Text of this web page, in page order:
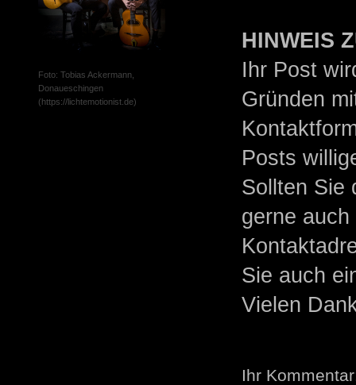
HINWEIS
Ihr Post
Gründen
Posts
Sollten Sie
gerne
Sie auch
Vielen
Ihr
Foto: Tobias Ackermann,
Donaueschingen
(https://lichtemotionist.de)